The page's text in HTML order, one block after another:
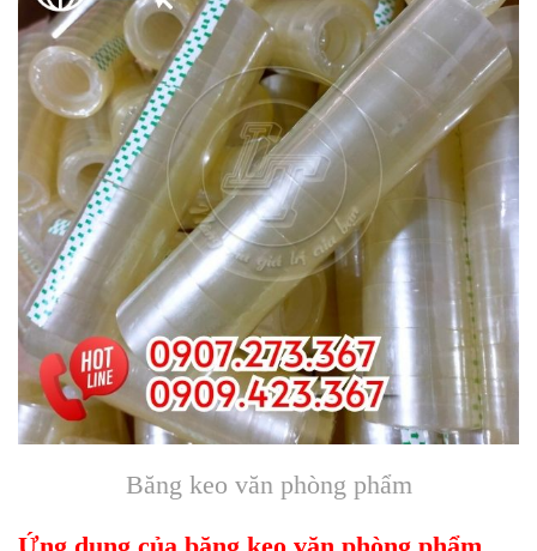
Băng keo văn phòng phẩm